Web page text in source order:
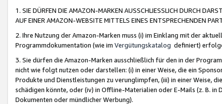
1. SIE DÜRFEN DIE AMAZON-MARKEN AUSSCHLIESSLICH DURCH
AUF EINER AMAZON-WEBSITE MITTELS EINES ENTSPRECHENDEN
2. Ihre Nutzung der Amazon-Marken muss (i) im Einklang mit der
Programmdokumentation (wie im Vergütungskatalog definiert)
3. Sie dürfen die Amazon-Marken ausschließlich für den in der
nicht wie folgt nutzen oder darstellen: (i) in einer Weise, die ein
Produkte und Dienstleistungen zu verunglimpfen, (iii) in einer Weise,
schädigen könnte, oder (iv) in Offline-Materialien oder E-Mails (z. B. in
Dokumenten oder mündlicher Werbung).